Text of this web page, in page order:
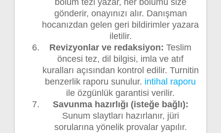
bölüm tezi yazar, her bölümü size
gönderir, onayınızı alır. Danışman
hocanızdan gelen geri bildirimler yazara
iletilir.
Revizyonlar ve redaksiyon: Teslim
öncesi tez, dil bilgisi, imla ve atıf
kuralları açısından kontrol edilir. Turnitin
benzerlik raporu sunulur. intihal raporu
ile özgünlük garantisi verilir.
Savunma hazırlığı (isteğe bağlı):
Sunum slaytları hazırlanır, jüri
sorularına yönelik provalar yapılır.